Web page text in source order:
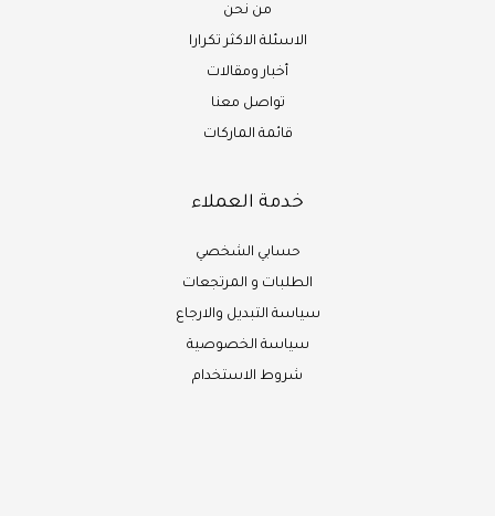
من نحن
الاسئلة الاكثر تكرارا
أخبار ومقالات
تواصل معنا
قائمة الماركات
خدمة العملاء
حسابي الشخصي
الطلبات و المرتجعات
سياسة التبديل والارجاع
سياسة الخصوصية
شروط الاستخدام